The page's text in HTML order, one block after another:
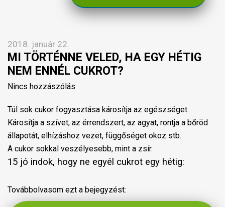
2018. január 22.
MI TÖRTÉNNE VELED, HA EGY HÉTIG
NEM ENNÉL CUKROT?
Nincs hozzászólás
Túl sok cukor fogyasztása károsítja az egészséget.
Károsítja a szívet, az érrendszert, az agyat, rontja a bőröd
állapotát, elhízáshoz vezet, függőséget okoz stb.
A cukor sokkal veszélyesebb, mint a zsír.
15 jó indok, hogy ne egyél cukrot egy hétig:
Továbbolvasom ezt a bejegyzést: